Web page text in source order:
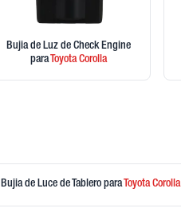
Bujia de Luz de Check Engine
paraToyotaCorolla
Bujia de Luce de Tablero para ToyotaCorolla